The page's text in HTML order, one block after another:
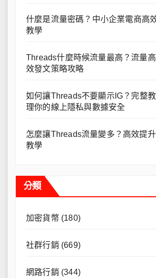
什麼是流量密碼？中小企業電商高
教學
Threads什麼時候流量最高？流量
效發文策略攻略
如何讓Threads不要顯示IG？完整
理你的線上隱私與數據安全
怎麼讓Threads流量變多？高效提
教學
分類
加密貨幣(180)
社群行銷 (669)
網路行銷 (344)